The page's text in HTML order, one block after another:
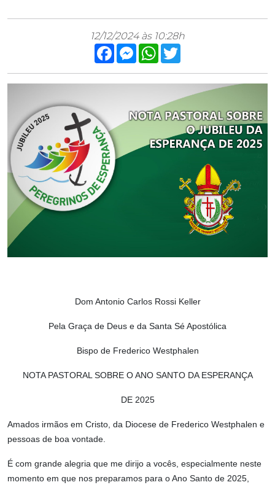
12/12/2024 às 10:28h
FacebookMessenger
WhatsApp
Dom Antonio Carlos Rossi Keller
Pela Graça de Deus e da Santa Sé Apostólica
Bispo de Frederico Westphalen
NOTA PASTORAL SOBRE O ANO SANTO DA ESPERANÇA
DE 2025
Amados irmãos em Cristo, da Diocese de Frederico Westphalen e
pessoas de boa vontade.
É com grande alegria que me dirijo a vocês, especialmente neste
momento em que nos preparamos para o Ano Santo de 2025,